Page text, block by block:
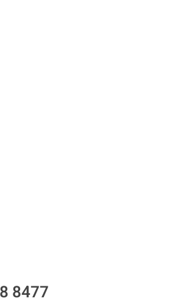
8477